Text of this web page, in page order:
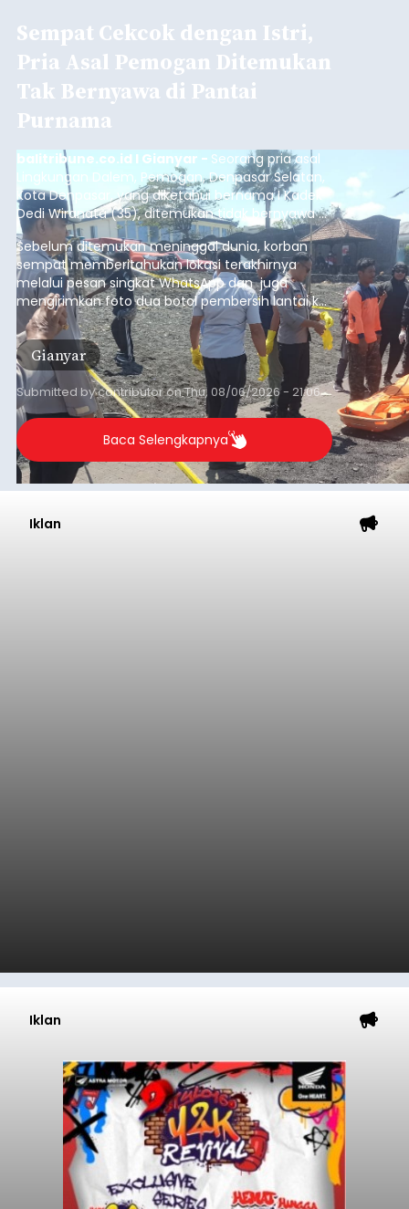
Sempat Cekcok dengan Istri,
Pria Asal Pemogan Ditemukan
Tak Bernyawa di Pantai
Purnama
balitribune.co.id I Gianyar - Seorang pria asal
Lingkungan Dalem, Pemogan, Denpasar Selatan,
Kota Denpasar, yang diketahui bernama I Kadek
Dedi Wiranata (35), ditemukan tidak bernyawa di
pesisir Pantai Purnama, Sukawati.
Sebelum ditemukan meninggal dunia, korban
sempat memberitahukan lokasi terakhirnya
melalui pesan singkat WhatsApp dan juga
mengirimkan foto dua botol pembersih lantai ke
istrinya.
Gianyar
Submitted bycontributoronThu, 08/06/2026 - 21:06
Baca Selengkapnya
Iklan
Iklan